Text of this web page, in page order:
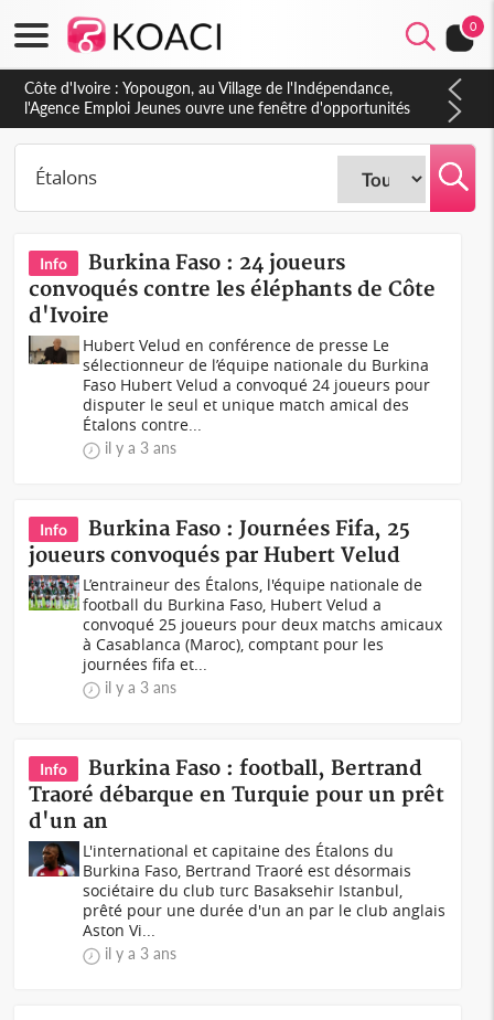
0
Côte d'Ivoire : CHU de Treichville, après la fronde, les agents
contractuels obtiennent un accord avec la direction sur les
arriérés du SMIG 2023
Info
Burkina Faso : 24 joueurs
convoqués contre les éléphants de Côte
d'Ivoire
Hubert Velud en conférence de presse Le
sélectionneur de l’équipe nationale du Burkina
Faso Hubert Velud a convoqué 24 joueurs pour
disputer le seul et unique match amical des
Étalons contre...
il y a 3 ans
Info
Burkina Faso : Journées Fifa, 25
joueurs convoqués par Hubert Velud
L’entraineur des Étalons, l'équipe nationale de
football du Burkina Faso, Hubert Velud a
convoqué 25 joueurs pour deux matchs amicaux
à Casablanca (Maroc), comptant pour les
journées fifa et...
il y a 3 ans
Info
Burkina Faso : football, Bertrand
Traoré débarque en Turquie pour un prêt
d'un an
L'international et capitaine des Étalons du
Burkina Faso, Bertrand Traoré est désormais
sociétaire du club turc Basaksehir Istanbul,
prêté pour une durée d'un an par le club anglais
Aston Vi...
il y a 3 ans